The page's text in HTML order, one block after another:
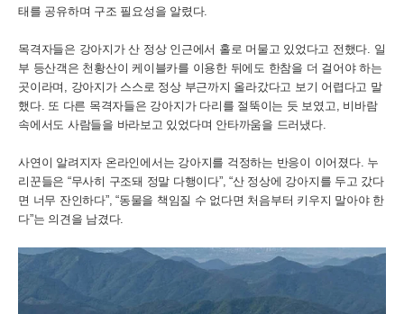
태를 공유하며 구조 필요성을 알렸다.
목격자들은 강아지가 산 정상 인근에서 홀로 머물고 있었다고 전했다. 일
부 등산객은 천황산이 케이블카를 이용한 뒤에도 한참을 더 걸어야 하는
곳이라며, 강아지가 스스로 정상 부근까지 올라갔다고 보기 어렵다고 말
했다. 또 다른 목격자들은 강아지가 다리를 절뚝이는 듯 보였고, 비바람
속에서도 사람들을 바라보고 있었다며 안타까움을 드러냈다.
사연이 알려지자 온라인에서는 강아지를 걱정하는 반응이 이어졌다. 누
리꾼들은 “무사히 구조돼 정말 다행이다”, “산 정상에 강아지를 두고 갔다
면 너무 잔인하다”, “동물을 책임질 수 없다면 처음부터 키우지 말아야 한
다”는 의견을 남겼다.